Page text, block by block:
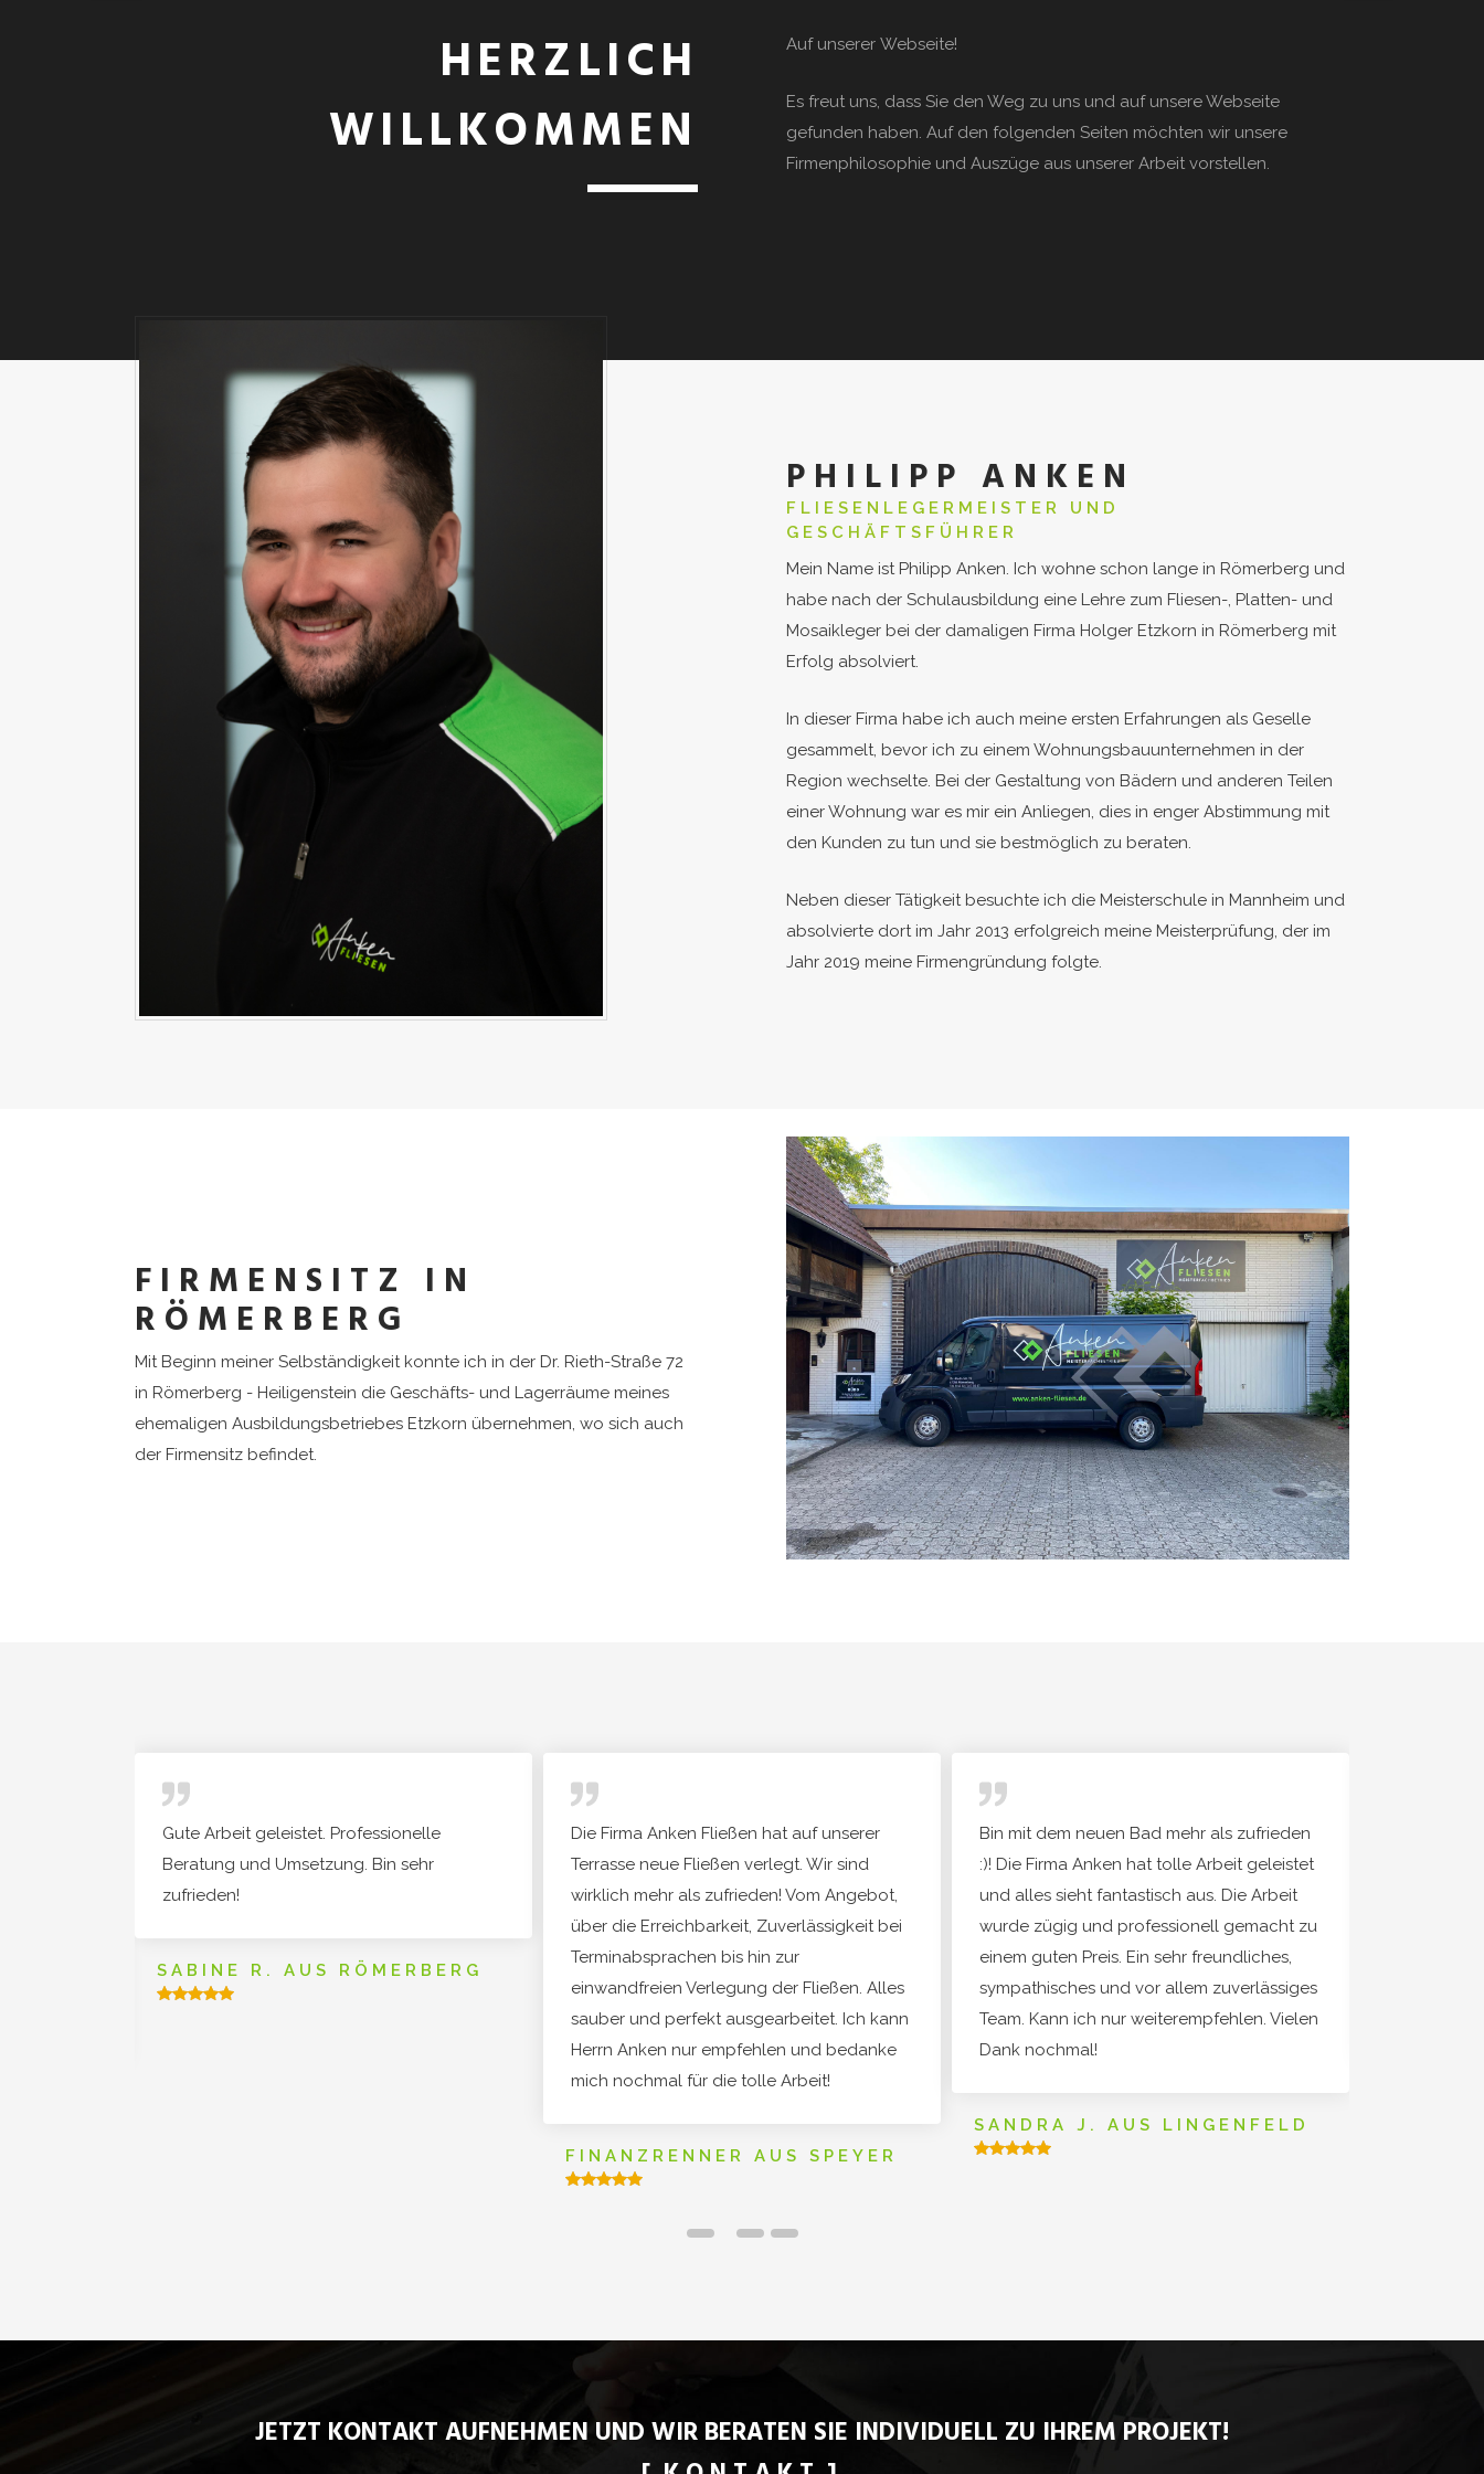
HERZLICH
WILLKOMMEN
Auf unserer Webseite!
Es freut uns, dass Sie den Weg zu uns und auf unsere Webseite
gefunden haben. Auf den folgenden Seiten möchten wir unsere
Firmenphilosophie und Auszüge aus unserer Arbeit vorstellen.
PHILIPP ANKEN
FLIESENLEGERMEISTER UND
GESCHÄFTSFÜHRER
Mein Name ist Philipp Anken. Ich wohne schon lange in Römerberg und
habe nach der Schulausbildung eine Lehre zum Fliesen-, Platten- und
Mosaikleger bei der damaligen Firma Holger Etzkorn in Römerberg mit
Erfolg absolviert.
In dieser Firma habe ich auch meine ersten Erfahrungen als Geselle
gesammelt, bevor ich zu einem Wohnungsbauunternehmen in der
Region wechselte. Bei der Gestaltung von Bädern und anderen Teilen
einer Wohnung war es mir ein Anliegen, dies in enger Abstimmung mit
den Kunden zu tun und sie bestmöglich zu beraten.
Neben dieser Tätigkeit besuchte ich die Meisterschule in Mannheim und
absolvierte dort im Jahr 2013 erfolgreich meine Meisterprüfung, der im
Jahr 2019 meine Firmengründung folgte.
FIRMENSITZ IN
RÖMERBERG
Mit Beginn meiner Selbständigkeit konnte ich in der Dr. Rieth-Straße 72
in Römerberg - Heiligenstein die Geschäfts- und Lagerräume meines
ehemaligen Ausbildungsbetriebes Etzkorn übernehmen, wo sich auch
der Firmensitz befindet.
Gute Arbeit geleistet. Professionelle
Beratung und Umsetzung. Bin sehr
zufrieden!
SABINE R. AUS RÖMERBERG
Die Firma Anken Fließen hat auf unserer
Terrasse neue Fließen verlegt. Wir sind
wirklich mehr als zufrieden! Vom Angebot,
über die Erreichbarkeit, Zuverlässigkeit bei
Terminabsprachen bis hin zur
einwandfreien Verlegung der Fließen. Alles
sauber und perfekt ausgearbeitet. Ich kann
Herrn Anken nur empfehlen und bedanke
mich nochmal für die tolle Arbeit!
FINANZRENNER AUS SPEYER
Bin mit dem neuen Bad mehr als zufrieden
:)! Die Firma Anken hat tolle Arbeit geleistet
und alles sieht fantastisch aus. Die Arbeit
wurde zügig und professionell gemacht zu
einem guten Preis. Ein sehr freundliches,
sympathisches und vor allem zuverlässiges
Team. Kann ich nur weiterempfehlen. Vielen
Dank nochmal!
SANDRA J. AUS LINGENFELD
JETZT KONTAKT AUFNEHMEN UND WIR BERATEN SIE INDIVIDUELL ZU IHREM PROJEKT!